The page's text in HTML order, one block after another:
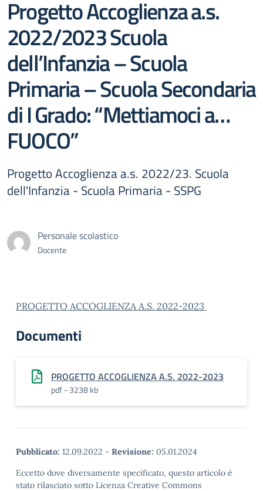
Progetto Accoglienza a.s.
2022/2023 Scuola
dell’Infanzia – Scuola
Primaria – Scuola Secondaria
di I Grado: “Mettiamoci a…
FUOCO”
Progetto Accoglienza a.s. 2022/23. Scuola
dell'Infanzia - Scuola Primaria - SSPG
Personale scolastico
Docente
PROGETTO ACCOGLIENZA A.S. 2022-2023
Documenti
PROGETTO ACCOGLIENZA A.S. 2022-2023
pdf - 3238 kb
Pubblicato: 12.09.2022 - Revisione: 05.01.2024
Eccetto dove diversamente specificato, questo articolo è
stato rilasciato sotto Licenza Creative Commons